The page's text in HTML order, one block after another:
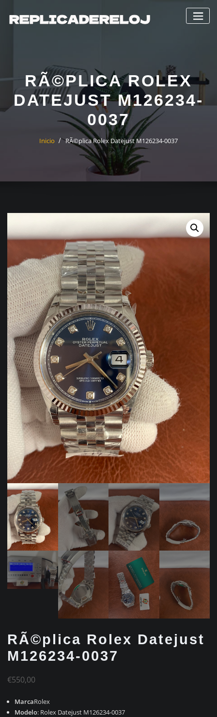
contenido
RÃ©PLICA ROLEX
DATEJUST M126234-
0037
Inicio RÃ©plica Rolex Datejust M126234-0037
RÃ©plica Rolex Datejust
M126234-0037
€550,00
MarcaRolex
Modelo: Rolex Datejust M126234-0037